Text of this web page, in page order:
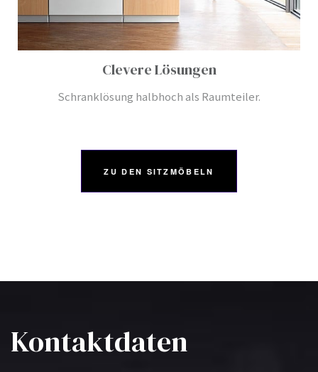
Clevere Lösungen
Schranklösung halbhoch als Raumteiler.
ZU DEN SITZMÖBELN
Kontaktdaten